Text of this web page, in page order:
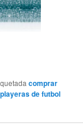
comprar
playeras de futbol